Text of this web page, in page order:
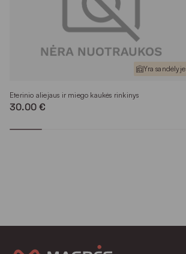
Yra sandėlyje
Eterinio aliejaus ir miego kaukės rinkinys
30.00 €